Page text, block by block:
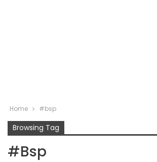
Home #bsp
Browsing Tag
#bsp